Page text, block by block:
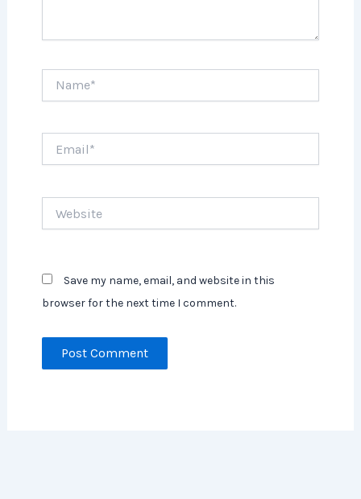
Save my name, email, and website in this
browser for the next time I comment.